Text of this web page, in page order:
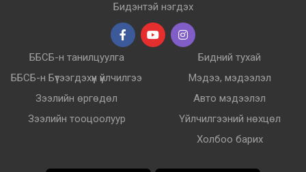
Бидэнтэй нэгдэх
ББСБ-н танилцуулга
ББСБ-н Бүтээгдэхүүн үйлчилгээ
Зээлийн өргөдөл
Зээлийн тооцоолуур
Бидний тухай
Мэдээ, мэдээлэл
Авто мэдээлэл
Үйлчилгээний нөхцөл
Холбоо барих